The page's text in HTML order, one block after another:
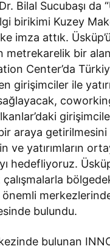
Bilal Sucubaşı da
birikimi Kuzey
imza attık.
metrekarelik bir
Center’da
girişimciler ile
sağlayacak,
araya getirilmesini
ve yatırımların
hedefliyoruz.
bulundu.
bulunan